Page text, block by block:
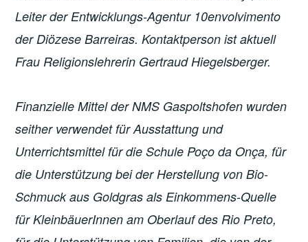
Leiter der Entwicklungs-Agentur 10envolvimento
der Diözese Barreiras. Kontaktperson ist aktuell
Frau Religionslehrerin Gertraud Hiegelsberger.
Finanzielle Mittel der NMS Gaspoltshofen wurden
seither verwendet für Ausstattung und
Unterrichtsmittel für die Schule Poço da Onça, für
die Unterstützung bei der Herstellung von Bio-
Schmuck aus Goldgras als Einkommens-Quelle
für KleinbäuerInnen am Oberlauf des Rio Preto,